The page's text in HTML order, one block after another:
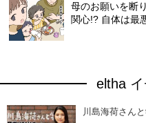
母のお願いを断
関心!? 自体は最
eltha
川島海荷さん